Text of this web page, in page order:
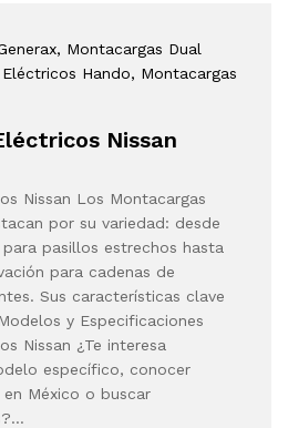
, Montacargas Dual
Hando, Montacargas
Nissan
Nissan Los Montacargas
por su variedad: desde
pasillos estrechos hasta
para cadenas de
Sus características clave
y Especificaciones
Nissan ¿Te interesa
específico, conocer
México o buscar